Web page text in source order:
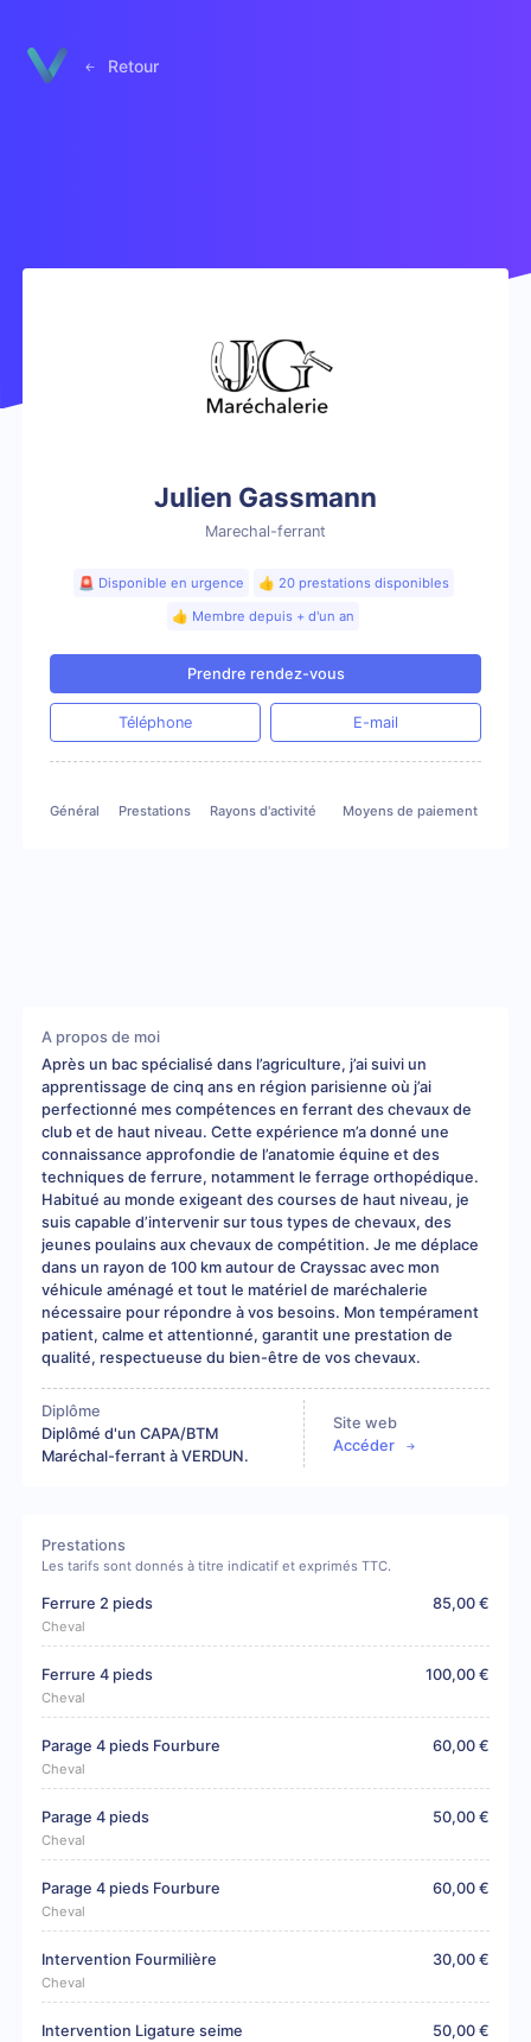
Retour
Julien Gassmann
Marechal-ferrant
🚨 Disponible en urgence
👍 20 prestations disponibles
👍 Membre depuis + d'un an
Prendre rendez-vous
Téléphone E-mail
Général Prestations Rayons d'activité Moyens de paiement
A propos de moi
Après un bac spécialisé dans l’agriculture, j’ai suivi un
apprentissage de cinq ans en région parisienne où j’ai
perfectionné mes compétences en ferrant des chevaux de
club et de haut niveau. Cette expérience m’a donné une
connaissance approfondie de l’anatomie équine et des
techniques de ferrure, notamment le ferrage orthopédique.
Habitué au monde exigeant des courses de haut niveau, je
suis capable d’intervenir sur tous types de chevaux, des
jeunes poulains aux chevaux de compétition. Je me déplace
dans un rayon de 100 km autour de Crayssac avec mon
véhicule aménagé et tout le matériel de maréchalerie
nécessaire pour répondre à vos besoins. Mon tempérament
patient, calme et attentionné, garantit une prestation de
qualité, respectueuse du bien-être de vos chevaux.
Diplôme
Diplômé d'un CAPA/BTM
Maréchal-ferrant à VERDUN.
Site web
Accéder
Prestations
Les tarifs sont donnés à titre indicatif et exprimés TTC.
Ferrure 2 pieds
Cheval
85,00 €
Ferrure 4 pieds
Cheval
100,00 €
Parage 4 pieds Fourbure
Cheval
60,00 €
Parage 4 pieds
Cheval
50,00 €
Parage 4 pieds Fourbure
Cheval
60,00 €
Intervention Fourmilière
Cheval
30,00 €
Intervention Ligature seime 50,00 €